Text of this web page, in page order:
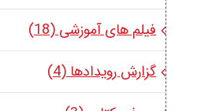
فیلم های آموزشی (18)
گزارش رویدادها (4)